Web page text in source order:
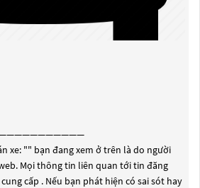
xe: "" bạn đang xem ở trên là do người
Mọi thông tin liên quan tới tin đăng
cấp . Nếu bạn phát hiện có sai sót hay